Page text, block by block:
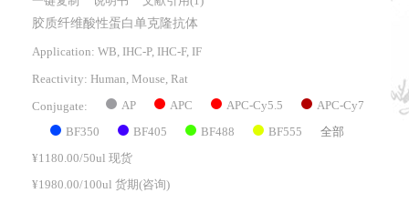
胶质纤维酸性蛋白单克隆抗体
Application: WB, IHC-P, IHC-F, IF
Reactivity: Human, Mouse, Rat
Conjugate: AP APC APC-Cy5.5 APC-Cy7
BF350 BF405 BF488 BF555 全部
¥1180.00/50ul 现货
¥1980.00/100ul 货期(咨询)